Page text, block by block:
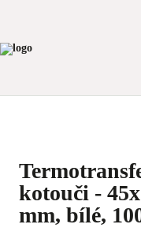
kotouči -
mm, bílé,